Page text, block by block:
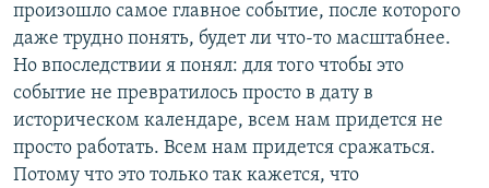
произошло самое главное событие, после которого
даже трудно понять, будет ли что-то масштабнее.
Но впоследствии я понял: для того чтобы это
событие не превратилось просто в дату в
историческом календаре, всем нам придется не
просто работать. Всем нам придется сражаться.
Потому что это только так кажется, что